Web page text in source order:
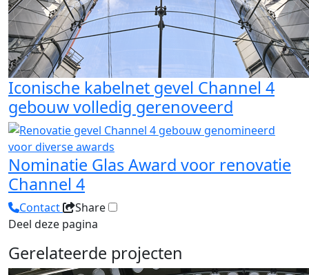
Iconische kabelnet gevel Channel 4
gebouw volledig gerenoveerd
Nominatie Glas Award voor renovatie
Channel 4
Contact
Share
Deel deze pagina
Gerelateerde projecten